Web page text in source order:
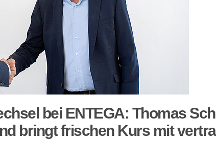
bei ENTEGA: Thomas
bringt frischen Kurs mit